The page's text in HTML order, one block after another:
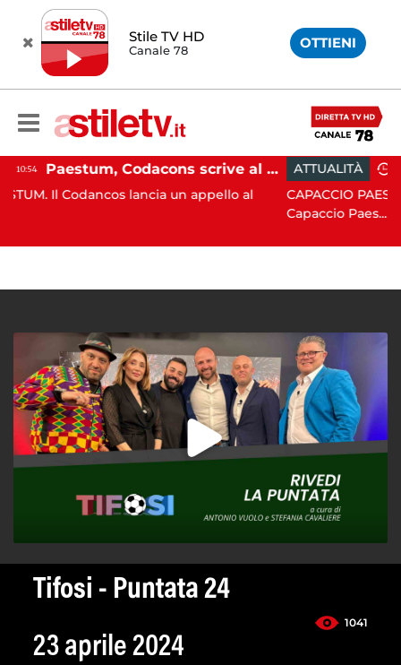
Stile TV HD
Canale 78 OTTIENI
Paestum, Codacons scrive al ministro Giuli: "Rilanciare scavi dell'Anfiteatro nell'area archeologica"
lancia un appello al
ATTUALITÀ 15:05
CAPACCIO PAESTUM.
Capaccio Paes...
Tifosi - Puntata 24
1041
23 aprile 2024